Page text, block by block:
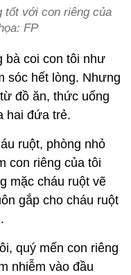
tốt với con riêng của
FP
bà coi con tôi như
sóc hết lòng. Nhưng
đồ ăn, thức uống
hai đứa trẻ.
ruột, phòng nhỏ
con riêng của tôi
mặc cháu ruột vẽ
gắp cho cháu ruột
quý mến con riêng
nhiễm vào đầu